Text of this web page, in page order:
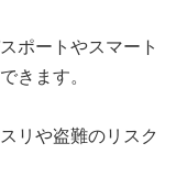
ポートやスマート
きます。
リや盗難のリスク